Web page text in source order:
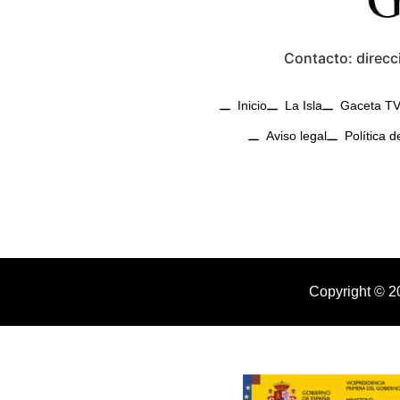
Contacto:
Inicio La Isla Gaceta TV
Aviso legal Política
Copyright ©